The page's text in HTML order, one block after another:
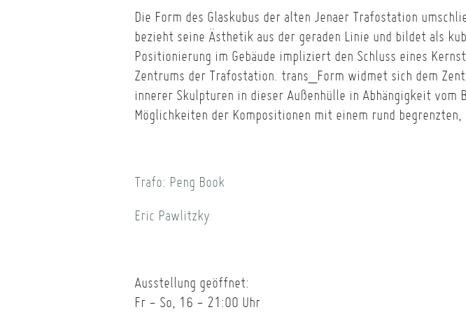
Die Form des Glaskubus der alten Jenaer Trafostation
bezieht seine Ästhetik aus der geraden Linie und bildet als
Positionierung im Gebäude impliziert den Schluss eines
Zentrums der Trafostation. trans_Form widmet sich dem
innerer Skulpturen in dieser Außenhülle in Abhängigkeit
Möglichkeiten der Kompositionen mit einem rund
Trafo: Peng Book
Eric Pawlitzky
Ausstellung geöffnet:
Fr - So, 16 - 21:00 Uhr